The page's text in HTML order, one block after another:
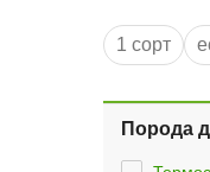
1 сорт
Порода